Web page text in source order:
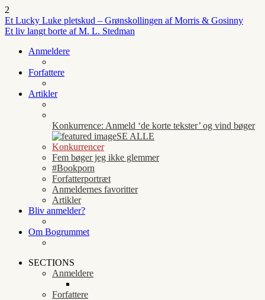
2
Et Lucky Luke pletskud – Grønskollingen af Morris & Gosinny
Et liv langt borte af M. L. Stedman
Anmeldere
Forfattere
Artikler
Konkurrence: Anmeld ‘de korte tekster’ og vind bøger
SE ALLE
Konkurrencer
Fem bøger jeg ikke glemmer
#Bookporn
Forfatterportræt
Anmeldernes favoritter
Artikler
Bliv anmelder?
Om Bogrummet
SECTIONS
Anmeldere
Forfattere